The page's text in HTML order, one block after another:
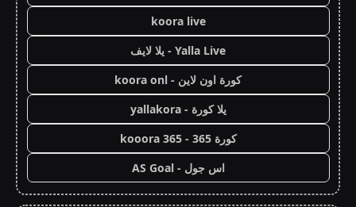
koora live
Yalla Live - يلا لايف
كورة اون لاين - koora onl
يلا كورة - yallakora
كورة 365 - kooora 365
اس جول - AS Goal